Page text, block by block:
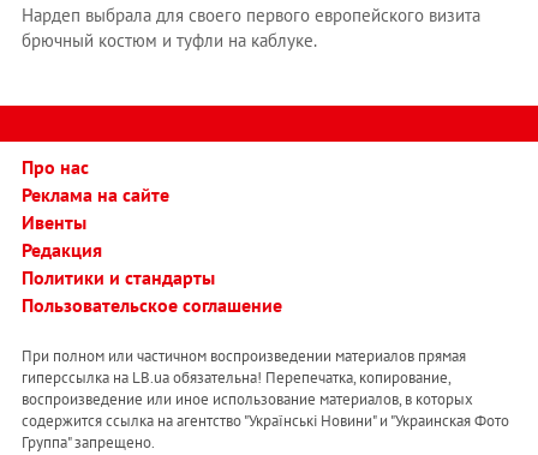
Нардеп выбрала для своего первого европейского визита
брючный костюм и туфли на каблуке.
Про нас
Реклама на сайте
Ивенты
Редакция
Политики и стандарты
Пользовательское соглашение
При полном или частичном воспроизведении материалов прямая
гиперссылка на LB.ua обязательна! Перепечатка, копирование,
воспроизведение или иное использование материалов, в которых
содержится ссылка на агентство "Українськi Новини" и "Украинская Фото
Группа" запрещено.